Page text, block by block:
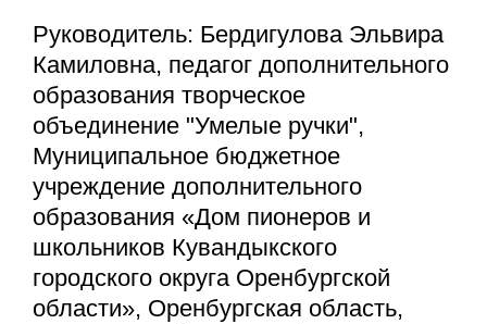
Руководитель: Бердигулова Эльвира
Камиловна, педагог дополнительного
образования творческое
объединение "Умелые ручки",
Муниципальное бюджетное
учреждение дополнительного
образования «Дом пионеров и
школьников Кувандыкского
городского округа Оренбургской
области», Оренбургская область,